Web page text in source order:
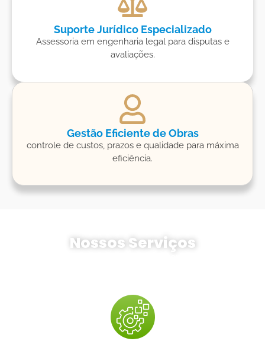
Suporte Jurídico Especializado
Assessoria em engenharia legal para disputas e
avaliações.
Gestão Eficiente de Obras
controle de custos, prazos e qualidade para máxima
eficiência.
CONHEÇA
Nossos Serviços